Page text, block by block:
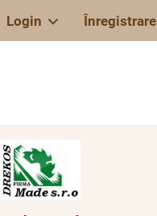
Login Înregistrare